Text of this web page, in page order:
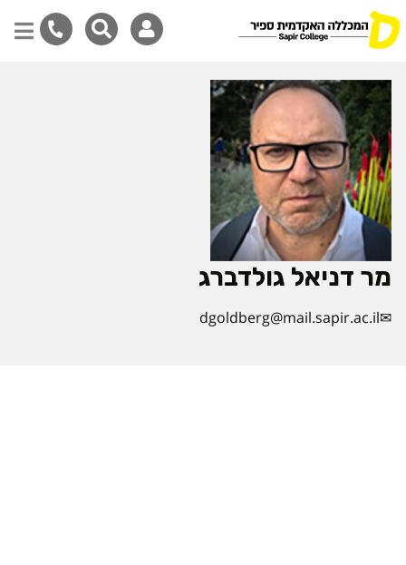
מר דניאל גולדברג
dgoldberg@mail.sapir.ac.il